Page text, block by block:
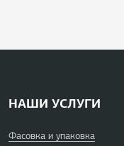
НАШИ УСЛУГИ
Фасовка и упаковка